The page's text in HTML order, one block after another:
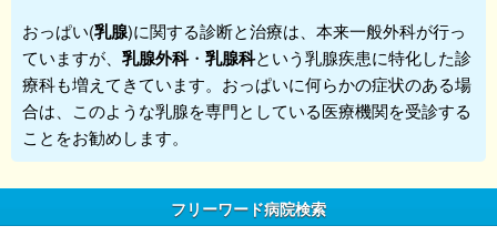
おっぱい(乳腺)に関する診断と治療は、本来一般外科が行っ
ていますが、 乳腺外科・ 乳腺科という乳腺疾患に特化した診
療科も増えてきています。おっぱいに何らかの症状のある場
合は、このような乳腺を専門としている医療機関を受診する
ことをお勧めします。
フリーワード病院検索